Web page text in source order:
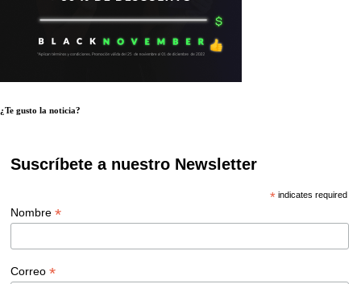
¿Te gusto la noticia?
Suscríbete a nuestro Newsletter
*indicates required
Nombre*
Correo*